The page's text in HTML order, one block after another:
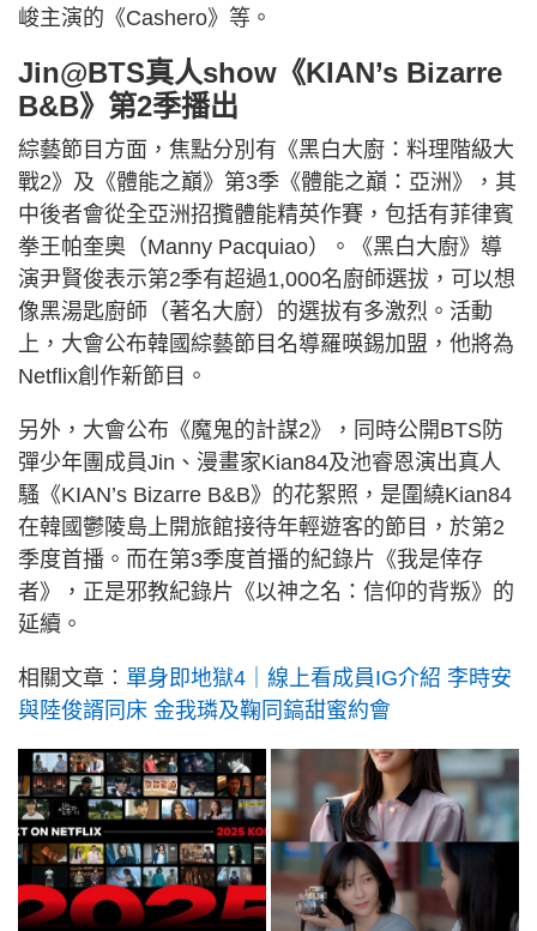
峻主演的《Cashero》等。
Jin@BTS真人show《KIAN’s Bizarre
B&B》第2季播出
綜藝節目方面，焦點分別有《黑白大廚：料理階級大
戰2》及《體能之巔》第3季《體能之巔：亞洲》，其
中後者會從全亞洲招攬體能精英作賽，包括有菲律賓
拳王帕奎奧（Manny Pacquiao）。《黑白大廚》導
演尹賢俊表示第2季有超過1,000名廚師選拔，可以想
像黑湯匙廚師（著名大廚）的選拔有多激烈。活動
上，大會公布韓國綜藝節目名導羅暎錫加盟，他將為
Netflix創作新節目。
另外，大會公布《魔鬼的計謀2》，同時公開BTS防
彈少年團成員Jin、漫畫家Kian84及池睿恩演出真人
騷《KIAN’s Bizarre B&B》的花絮照，是圍繞Kian84
在韓國鬱陵島上開旅館接待年輕遊客的節目，於第2
季度首播。而在第3季度首播的紀錄片《我是倖存
者》，正是邪教紀錄片《以神之名：信仰的背叛》的
延續。
相關文章︰ 單身即地獄4｜線上看成員IG介紹 李時安
與陸俊諝同床 金我璘及鞠同鎬甜蜜約會